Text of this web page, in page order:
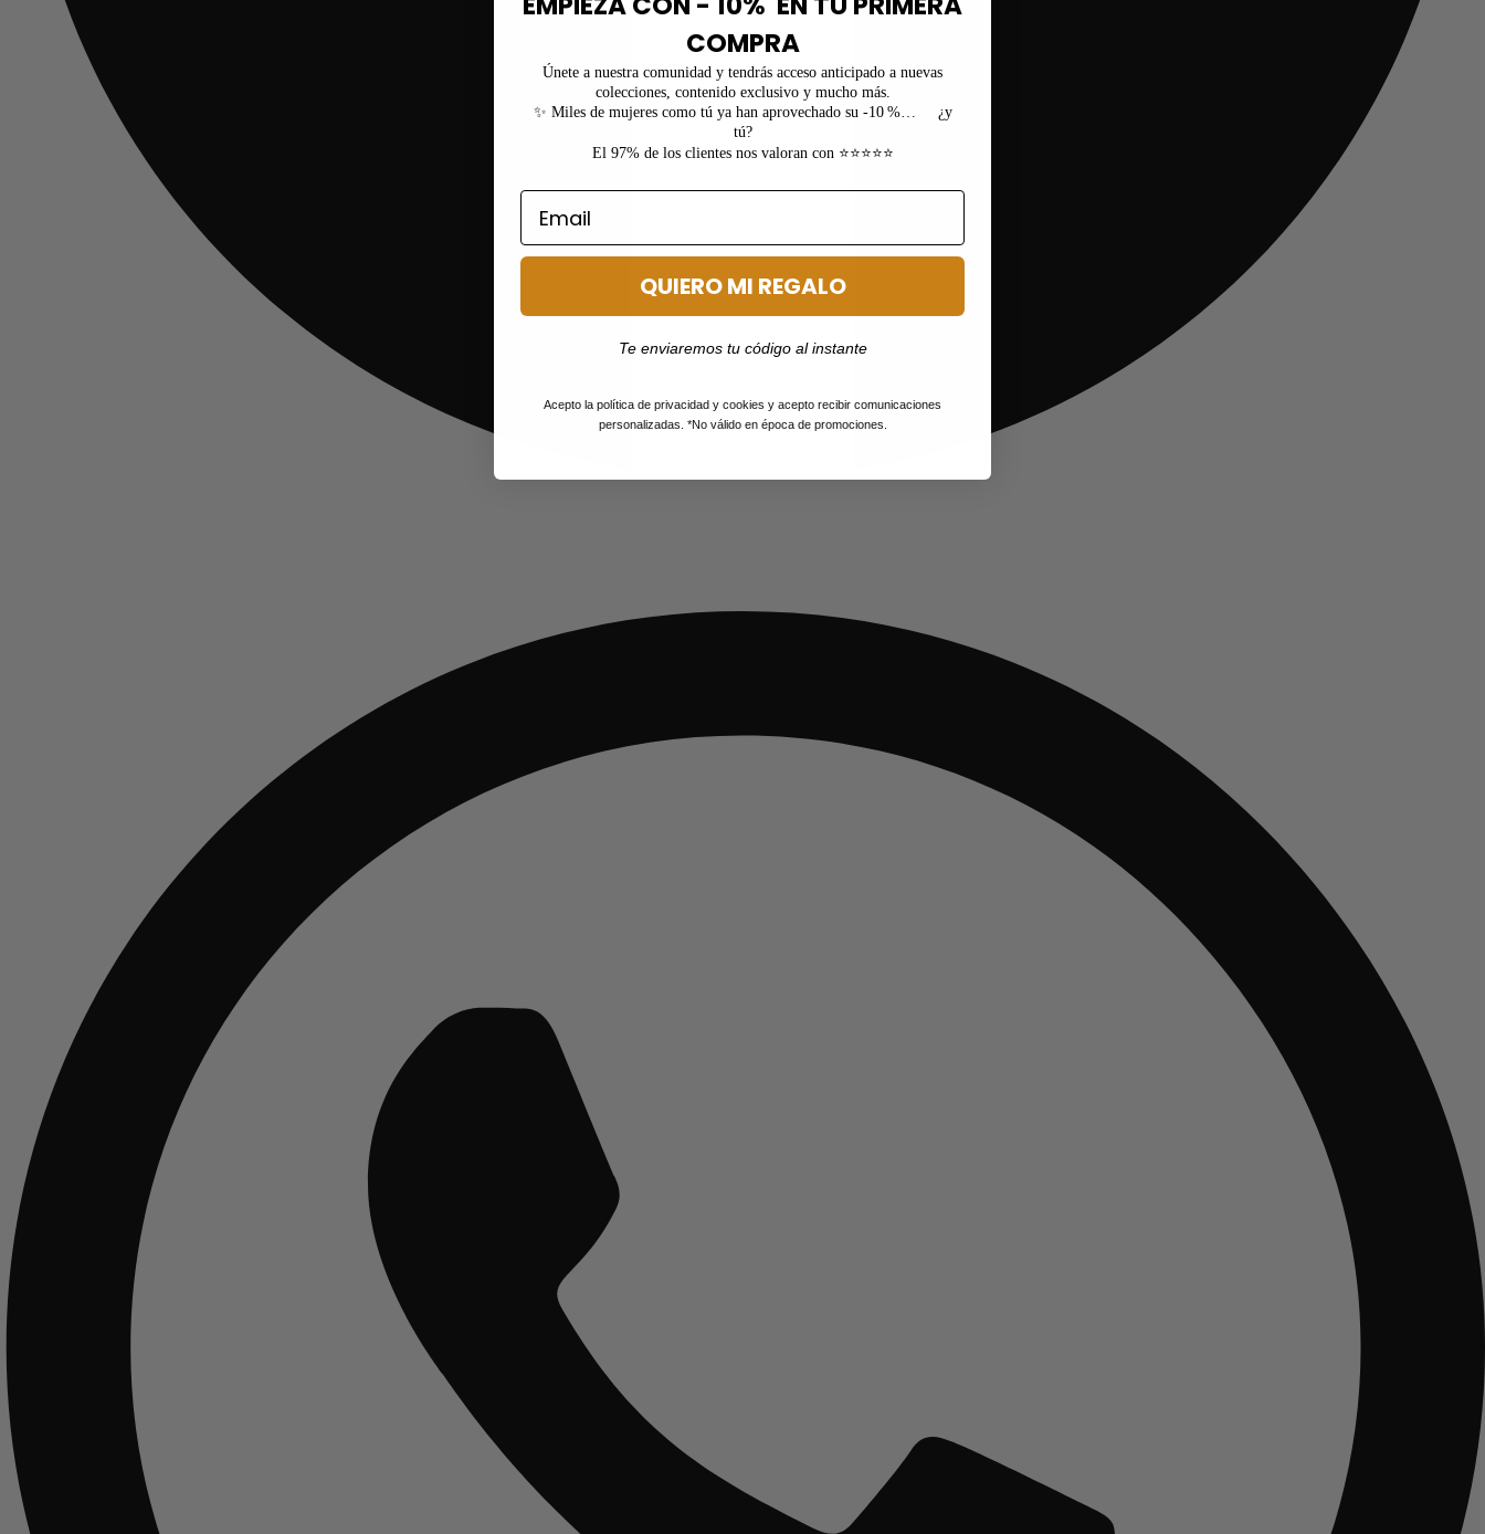
COMPRA
Únete a nuestra comunidad y tendrás acceso anticipado a nuevas
colecciones, contenido exclusivo y mucho más.
✨ Miles de mujeres como tú ya han aprovechado su -10 %… ¿y
tú?
El 97% de los clientes nos valoran con ⭐⭐⭐⭐⭐
QUIERO MI REGALO
Te enviaremos tu código al instante
Acepto la política de privacidad y cookies y acepto recibir comunicaciones
personalizadas. *No válido en época de promociones.